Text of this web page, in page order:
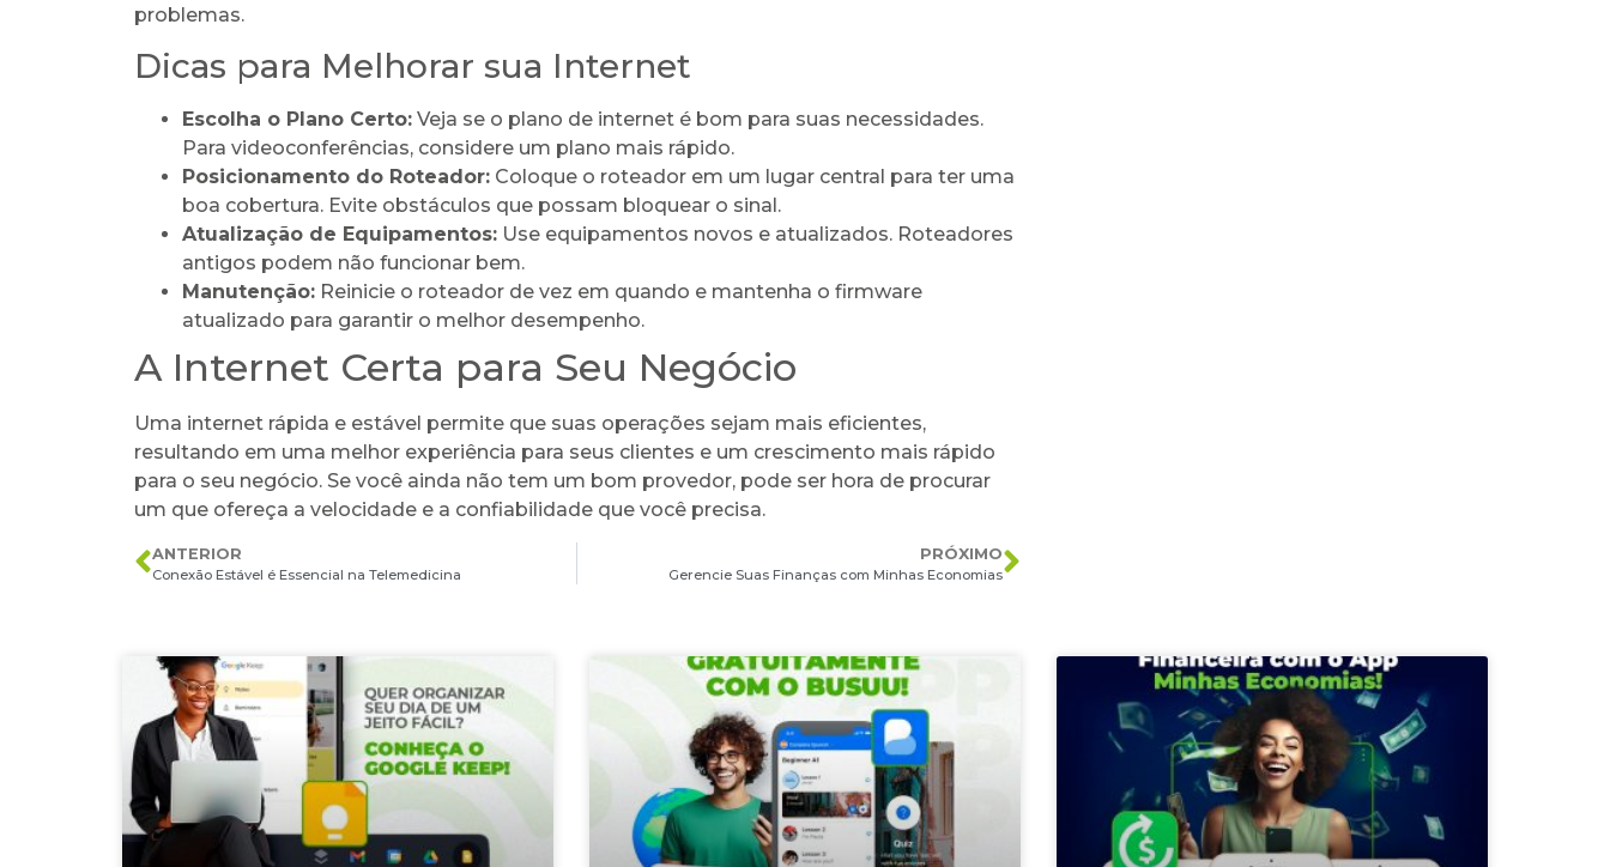
problemas.
Dicas para Melhorar sua Internet
Escolha o Plano Certo: Veja se o plano de internet é bom para suas necessidades.
Para videoconferências, considere um plano mais rápido.
Posicionamento do Roteador: Coloque o roteador em um lugar central para ter uma
boa cobertura. Evite obstáculos que possam bloquear o sinal.
Atualização de Equipamentos: Use equipamentos novos e atualizados. Roteadores
antigos podem não funcionar bem.
Manutenção: Reinicie o roteador de vez em quando e mantenha o firmware
atualizado para garantir o melhor desempenho.
A Internet Certa para Seu Negócio
Uma internet rápida e estável permite que suas operações sejam mais eficientes,
resultando em uma melhor experiência para seus clientes e um crescimento mais rápido
para o seu negócio. Se você ainda não tem um bom provedor, pode ser hora de procurar
um que ofereça a velocidade e a confiabilidade que você precisa.
ANTERIOR
Conexão Estável é Essencial na Telemedicina
PRÓXIMO
Gerencie Suas Finanças com Minhas Economias